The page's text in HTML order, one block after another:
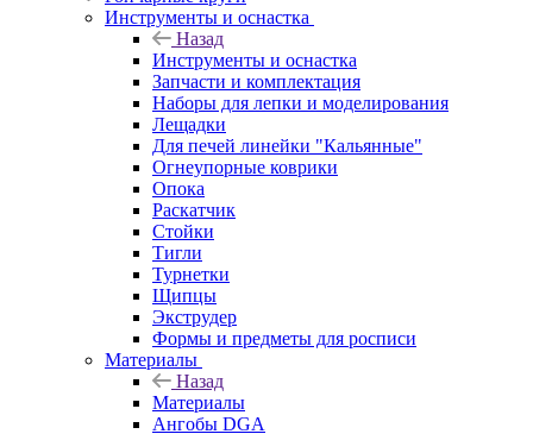
Инструменты и оснастка
Назад
Инструменты и оснастка
Запчасти и комплектация
Наборы для лепки и моделирования
Лещадки
Для печей линейки "Кальянные"
Огнеупорные коврики
Опока
Раскатчик
Стойки
Тигли
Турнетки
Щипцы
Экструдер
Формы и предметы для росписи
Материалы
Назад
Материалы
Ангобы DGA